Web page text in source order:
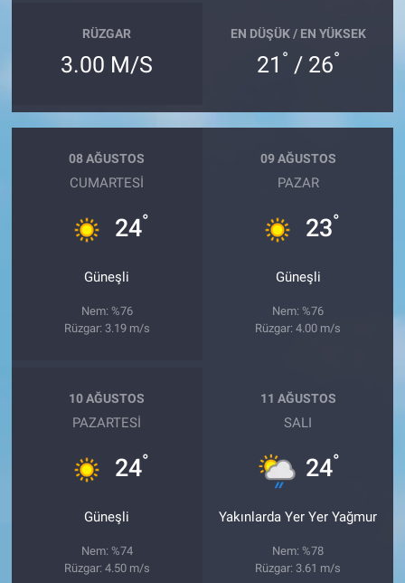
RÜZGAR
3.00 M/S
EN DÜŞÜK / EN YÜKSEK
21 ° / 26°
08 AĞUSTOS
CUMARTESI
24°
Güneşli
Nem: %76
Rüzgar: 3.19 m/s
09 AĞUSTOS
PAZAR
23°
Güneşli
Nem: %76
Rüzgar: 4.00 m/s
10 AĞUSTOS
PAZARTESI
24°
Güneşli
Nem: %74
Rüzgar: 4.50 m/s
11 AĞUSTOS
SALI
24°
Yakınlarda Yer Yer Yağmur
Nem: %78
Rüzgar: 3.61 m/s